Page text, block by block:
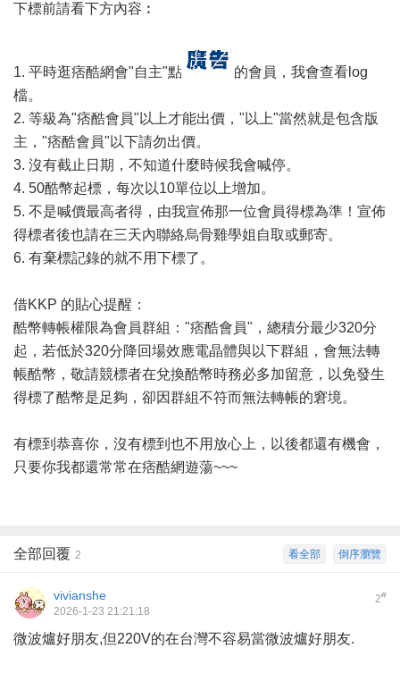
下標前請看下方內容︰
1. 平時逛痞酷網會"自主"點
的會員，我會查看log
檔。
2. 等級為"痞酷會員"以上才能出價，"以上"當然就是包含版
主，"痞酷會員"以下請勿出價。
3. 沒有截止日期，不知道什麼時候我會喊停。
4. 50酷幣起標，每次以10單位以上增加。
5. 不是喊價最高者得，由我宣佈那一位會員得標為準！宣佈
得標者後也請在三天內聯絡烏骨雞學姐自取或郵寄。
6. 有棄標記錄的就不用下標了。
借KKP 的貼心提醒：
酷幣轉帳權限為會員群組："痞酷會員"，總積分最少320分
起，若低於320分降回場效應電晶體與以下群組，會無法轉
帳酷幣，敬請競標者在兌換酷幣時務必多加留意，以免發生
得標了酷幣是足夠，卻因群組不符而無法轉帳的窘境。
有標到恭喜你，沒有標到也不用放心上，以後都還有機會，
只要你我都還常常在痞酷網遊蕩~~~
倒序瀏覽
看全部
全部回覆 2
2#
vivianshe
2026-1-23 21:21:18
微波爐好朋友,但220V的在台灣不容易當微波爐好朋友.